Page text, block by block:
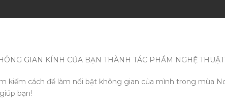
GIAN KÍNH CỦA BẠN THÀNH TÁC PHẨM NGHỆ
kiếm cách để làm nổi bật không gian của mình trong mùa
bạn!